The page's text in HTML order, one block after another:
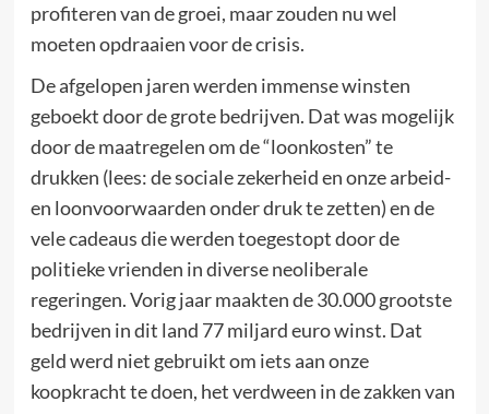
profiteren van de groei, maar zouden nu wel
moeten opdraaien voor de crisis.
De afgelopen jaren werden immense winsten
geboekt door de grote bedrijven. Dat was mogelijk
door de maatregelen om de “loonkosten” te
drukken (lees: de sociale zekerheid en onze arbeid-
en loonvoorwaarden onder druk te zetten) en de
vele cadeaus die werden toegestopt door de
politieke vrienden in diverse neoliberale
regeringen. Vorig jaar maakten de 30.000 grootste
bedrijven in dit land 77 miljard euro winst. Dat
geld werd niet gebruikt om iets aan onze
koopkracht te doen, het verdween in de zakken van